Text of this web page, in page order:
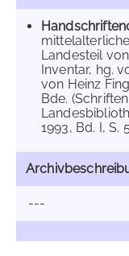
Landesteil
Inventar, hg.
von Heinz
Bde.
1993, Bd. I, S.
---